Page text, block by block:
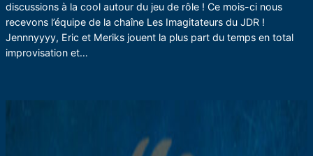
discussions à la cool autour du jeu de rôle ! Ce mois-ci nous
recevons l’équipe de la chaîne Les Imagitateurs du JDR !
Jennnyyyy, Eric et Meriks jouent la plus part du temps en total
improvisation et…